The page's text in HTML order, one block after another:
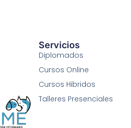
Servicios
Diplomados
Cursos Online
Cursos Hibridos
Talleres Presenciales